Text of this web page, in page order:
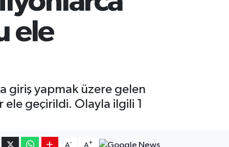
ele
giriş yapmak üzere gelen
geçirildi. Olayla ilgili 1
A- A+